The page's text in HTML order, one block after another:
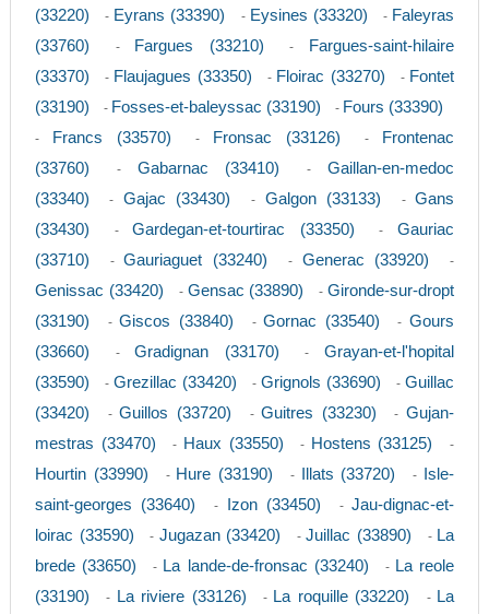
(33220)
- Eyrans (33390) - Eysines (33320) - Faleyras
(33760)
- Fargues (33210) -
Fargues-saint-hilaire
(33370)
- Flaujagues (33350) - Floirac (33270) - Fontet
(33190)
- Fosses-et-baleyssac (33190) - Fours (33390)
- Francs (33570) - Fronsac (33126) -
Frontenac
(33760)
- Gabarnac (33410) -Gaillan-en-medoc
(33340)
- Gajac (33430) - Galgon (33133) -Gans
(33430)
-Gardegan-et-tourtirac (33350) -Gauriac
(33710)
-Gauriaguet (33240) - Generac (33920) -
Genissac (33420) - Gensac (33890) -Gironde-sur-dropt
(33190)
-Giscos (33840) -Gornac (33540) -Gours
(33660)
-Gradignan (33170) -Grayan-et-l'hopital
(33590)
- Grezillac (33420) -Grignols (33690) -Guillac
(33420)
-Guillos (33720) -Guitres (33230) -Gujan-
mestras (33470)
- Haux (33550) - Hostens (33125) -
Hourtin (33990) - Hure (33190) - Illats (33720) -
Isle-
saint-georges (33640)
- Izon (33450) -Jau-dignac-et-
loirac (33590)
- Jugazan (33420) -Juillac (33890) - La
brede (33650)
- La lande-de-fronsac (33240) - La reole
(33190)
- La riviere (33126) - La roquille (33220) - La